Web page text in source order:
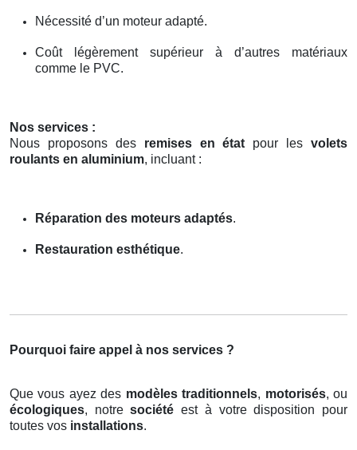
Nécessité d’un moteur adapté.
Coût légèrement supérieur à d’autres matériaux
comme le PVC.
Nos services :
Nous proposons des remises en état pour les volets
roulants en aluminium, incluant :
Réparation des moteurs adaptés.
Restauration esthétique.
Pourquoi faire appel à nos services ?
Que vous ayez des modèles traditionnels, motorisés, ou
écologiques, notresociété est à votre disposition pour
toutes vos installations.